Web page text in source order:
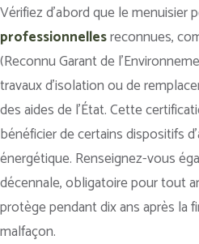
Vérifiez d’abord que le menuisier
professionnellesreconnues,
(Reconnu Garant de
travaux d’isolation ou de
des aides de l’État. Cette
bénéficier de certains dispositifs
énergétique. Renseignez-vous
décennale, obligatoire pour tout
protège pendant dix ans après la
malfaçon.